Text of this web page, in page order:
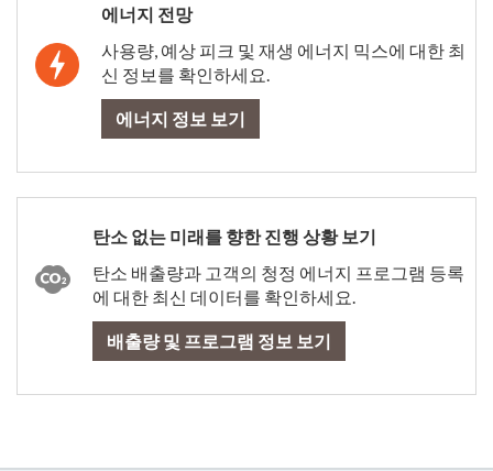
에너지 전망
사용량, 예상 피크 및 재생 에너지 믹스에 대한 최
신 정보를 확인하세요.
에너지 정보 보기
탄소 없는 미래를 향한 진행 상황 보기
탄소 배출량과 고객의 청정 에너지 프로그램 등록
에 대한 최신 데이터를 확인하세요.
배출량 및 프로그램 정보 보기